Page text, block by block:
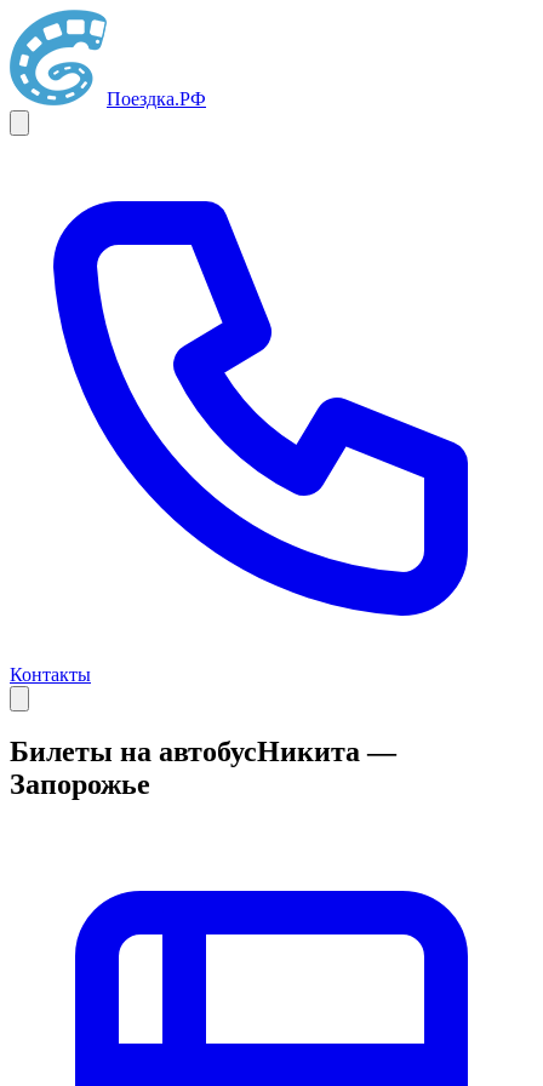
Поездка.РФ
Контакты
Билеты на автобусНикита —
Запорожье